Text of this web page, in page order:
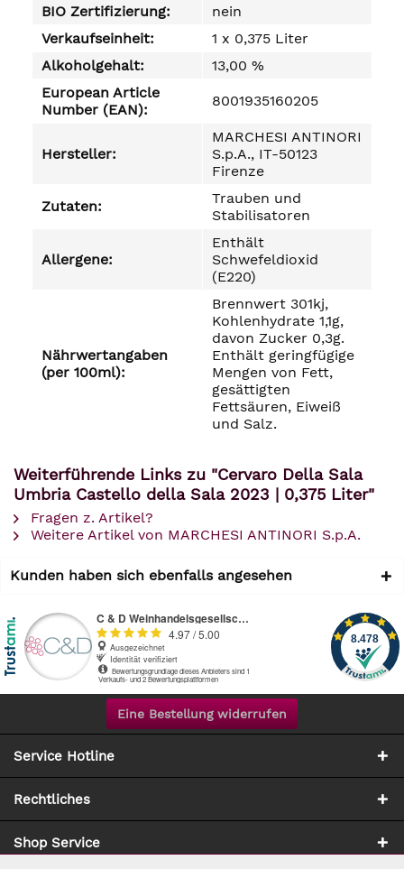
BIO Zertifizierung:
nein
Verkaufseinheit:
1 x 0,375 Liter
Alkoholgehalt:
13,00 %
European Article
Number (EAN):
8001935160205
Hersteller:
MARCHESI ANTINORI
S.p.A., IT-50123
Firenze
Zutaten:
Trauben und
Stabilisatoren
Allergene:
Enthält
Schwefeldioxid
(E220)
Nährwertangaben
(per 100ml):
Brennwert 301kj,
Kohlenhydrate 1,1g,
davon Zucker 0,3g.
Enthält geringfügige
Mengen von Fett,
gesättigten
Fettsäuren, Eiweiß
und Salz.
Weiterführende Links zu "Cervaro Della Sala
Umbria Castello della Sala 2023 | 0,375 Liter"
Fragen z. Artikel?
Weitere Artikel von MARCHESI ANTINORI S.p.A.
Kunden haben sich ebenfalls angesehen
Eine Bestellung widerrufen
Service Hotline
Rechtliches
Shop Service